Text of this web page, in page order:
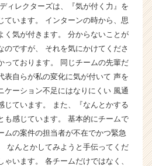
ィレクターズは、『気が付く力』を
ています。 インターンの時から、思
く気が付きます。 分からないことが
のですが、 それを気にかけてくださ
っております。 同じチームの先輩だ
表自らが私の変化に気が付いて 声を
ケーション不足にはなりにくい 風通
じています。 また、『なんとかする
も感じています。 基本的にチームで
ムの案件の担当者が不在でかつ緊急
なんとかしてみようと手伝ってくだ
います。 各チームだけではなく、